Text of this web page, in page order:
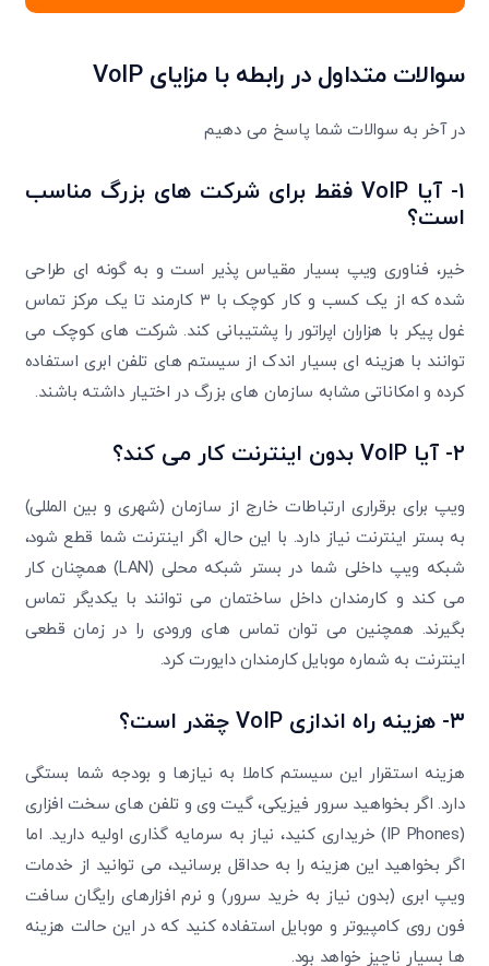
سوالات متداول در رابطه با مزایای VoIP
در آخر به سوالات شما پاسخ می دهیم
۱- آیا VoIP فقط برای شرکت های بزرگ مناسب
است؟
خیر، فناوری ویپ بسیار مقیاس پذیر است و به گونه ای طراحی
شده که از یک کسب و کار کوچک با ۳ کارمند تا یک مرکز تماس
غول پیکر با هزاران اپراتور را پشتیبانی کند. شرکت های کوچک می
توانند با هزینه ای بسیار اندک از سیستم های تلفن ابری استفاده
کرده و امکاناتی مشابه سازمان های بزرگ در اختیار داشته باشند.
۲- آیا VoIP بدون اینترنت کار می کند؟
ویپ برای برقراری ارتباطات خارج از سازمان (شهری و بین المللی)
به بستر اینترنت نیاز دارد. با این حال، اگر اینترنت شما قطع شود،
شبکه ویپ داخلی شما در بستر شبکه محلی (LAN) همچنان کار
می کند و کارمندان داخل ساختمان می توانند با یکدیگر تماس
بگیرند. همچنین می توان تماس های ورودی را در زمان قطعی
اینترنت به شماره موبایل کارمندان دایورت کرد.
۳- هزینه راه اندازی VoIP چقدر است؟
هزینه استقرار این سیستم کاملا به نیازها و بودجه شما بستگی
دارد. اگر بخواهید سرور فیزیکی، گیت وی و تلفن های سخت افزاری
(IP Phones) خریداری کنید، نیاز به سرمایه گذاری اولیه دارید. اما
اگر بخواهید این هزینه را به حداقل برسانید، می توانید از خدمات
ویپ ابری (بدون نیاز به خرید سرور) و نرم افزارهای رایگان سافت
فون روی کامپیوتر و موبایل استفاده کنید که در این حالت هزینه
ها بسیار ناچیز خواهد بود.